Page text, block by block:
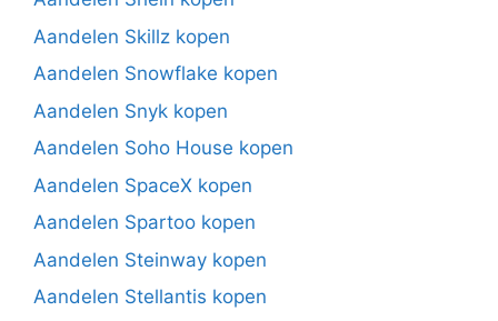
Aandelen Skillz kopen
Aandelen Snowflake kopen
Aandelen Snyk kopen
Aandelen Soho House kopen
Aandelen SpaceX kopen
Aandelen Spartoo kopen
Aandelen Steinway kopen
Aandelen Stellantis kopen